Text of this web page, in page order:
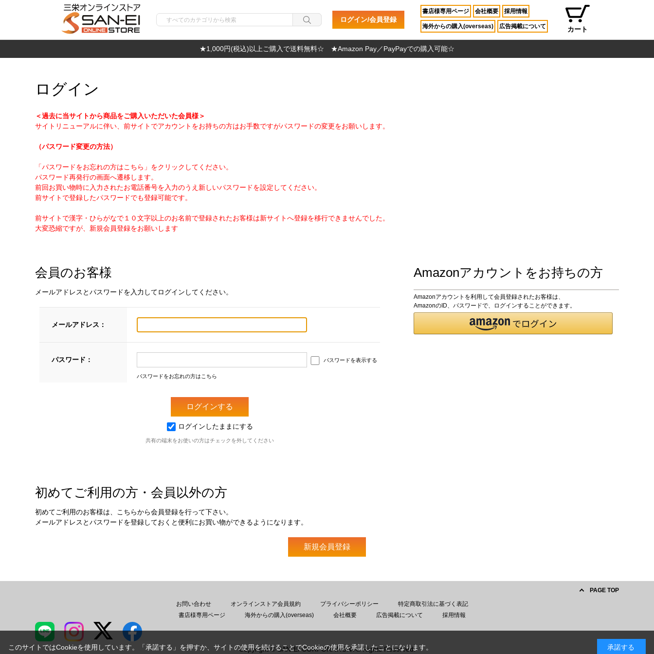
ログイン/会員登録
書店様専用ページ 会社概要 採用情報
海外からの購入(overseas) 広告掲載について カート
★1,000円(税込)以上ご購入で送料無料☆ ★Amazon Pay／PayPayでの購入可能☆
ログイン
＜過去に当サイトから商品をご購入いただいた会員様＞
サイトリニューアルに伴い、前サイトでアカウントをお持ちの方はお手数ですがパスワードの変更をお願いします。
（パスワード変更の方法）
「パスワードをお忘れの方はこちら」をクリックしてください。
パスワード再発行の画面へ遷移します。
前回お買い物時に入力されたお電話番号を入力のうえ新しいパスワードを設定してください。
前サイトで登録したパスワードでも登録可能です。
前サイトで漢字・ひらがなで１０文字以上のお名前で登録されたお客様は新サイトへ登録を移行できませんでした。
大変恐縮ですが、新規会員登録をお願いします
会員のお客様
メールアドレスとパスワードを入力してログインしてください。
メールアドレス：
パスワード： パスワードを表示する
パスワードをお忘れの方はこちら
ログインしたままにする
共有の端末をお使いの方はチェックを外してください
Amazonアカウントをお持ちの方
Amazonアカウントを利用して会員登録されたお客様は、
AmazonのID、パスワードで、ログインすることができます。
初めてご利用の方・会員以外の方
初めてご利用のお客様は、こちらから会員登録を行って下さい。
メールアドレスとパスワードを登録しておくと便利にお買い物ができるようになります。
PAGE TOP
お問い合わせ
オンラインストア会員規約 プライバシーポリシー
特定商取引法に基づく表記
書店様専用ページ
海外からの購入(overseas) 会社概要 広告掲載について 採用情報
Copyright © SAN-EI CORPORATION All Rights Reserved.
このサイトではCookieを使用しています。「承諾する」を押すか、サイトの使用を続けることでCookieの使用を承諾したことになります。 承諾する